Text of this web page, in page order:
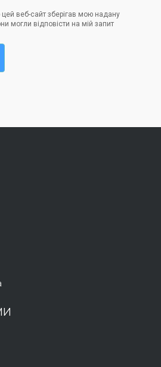
веб-сайт зберігав мою надану
могли відповісти на мій запит